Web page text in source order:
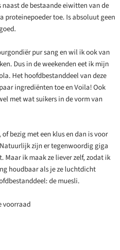
de bestaande eiwitten van de
proteinepoeder toe. Is absoluut geen
pur sang en wil ik ook van
Dus in de weekenden eet ik mijn
Het hoofdbestanddeel van deze
ingrediënten toe en Voila! Ook
met wat suikers in de vorm van
bezig met een klus en dan is voor
zijn er tegenwoordig giga
Maar ik maak ze liever zelf, zodat ik
houdbaar als je ze luchtdicht
de muesli.
voorraad